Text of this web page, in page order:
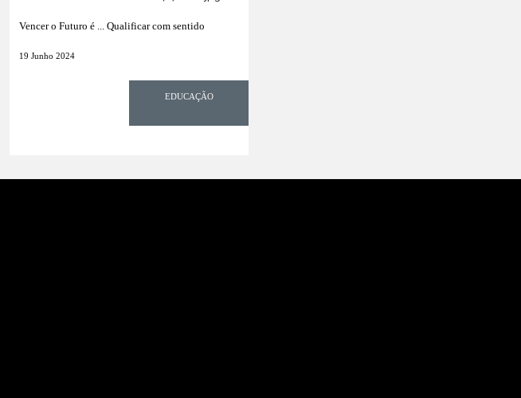
Vencer o Futuro é ... Qualificar com sentido
19 Junho 2024
EDUCAÇÃO